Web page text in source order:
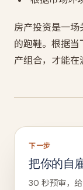
房产投资是一
的跑鞋。根据
产组合，才能在
下一步
把你的自
30 秒预审，